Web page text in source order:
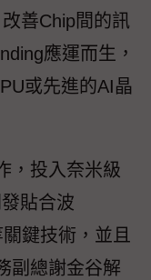
善Chip間的訊
應運而生，
或先進的AI晶
，投入奈米級
貼合波
鍵技術，並且
副總謝金谷解